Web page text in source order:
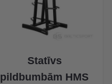
Statīvs
pildbumbām HMS